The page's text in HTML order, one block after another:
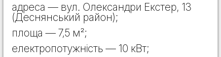
адреса — вул. Олександри Екстер, 13
(Деснянський район);
площа — 7,5 м²;
електропотужність — 10 кВт;